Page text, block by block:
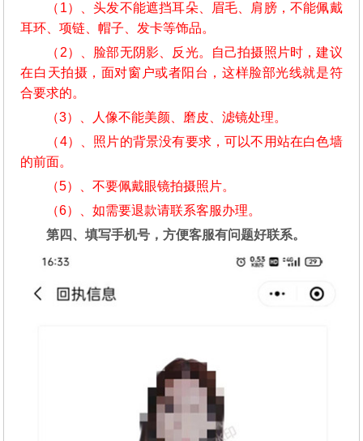
（1）、头发不能遮挡耳朵、眉毛、肩膀，不能佩戴
耳环、项链、帽子、发卡等饰品。
（2）、脸部无阴影、反光。自己拍摄照片时，建议
在白天拍摄，面对窗户或者阳台，这样脸部光线就是符
合要求的。
（3）、人像不能美颜、磨皮、滤镜处理。
（4）、照片的背景没有要求，可以不用站在白色墙
的前面。
（5）、不要佩戴眼镜拍摄照片。
（6）、如需要退款请联系客服办理。
第四、填写手机号，方便客服有问题好联系。